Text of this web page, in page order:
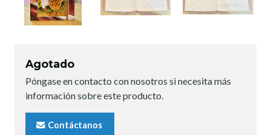
Agotado
Póngase en contacto con nosotros si necesita más
información sobre este producto.
Contáctanos